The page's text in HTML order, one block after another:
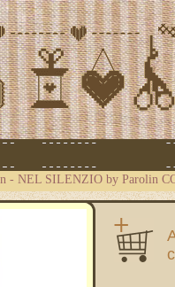
- NEL SILENZIO by Parolin